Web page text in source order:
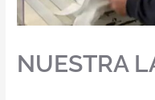
NUESTRA